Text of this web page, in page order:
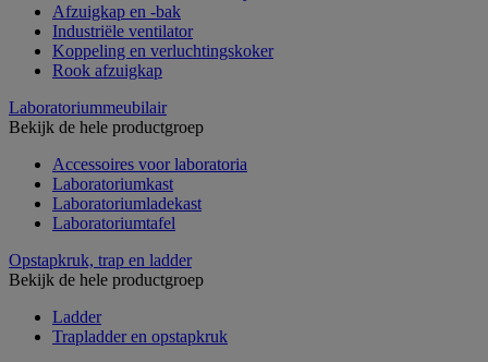
Afzuigkap en -bak
Industriële ventilator
Koppeling en verluchtingskoker
Rook afzuigkap
Laboratoriummeubilair
Bekijk de hele productgroep
Accessoires voor laboratoria
Laboratoriumkast
Laboratoriumladekast
Laboratoriumtafel
Opstapkruk, trap en ladder
Bekijk de hele productgroep
Ladder
Trapladder en opstapkruk